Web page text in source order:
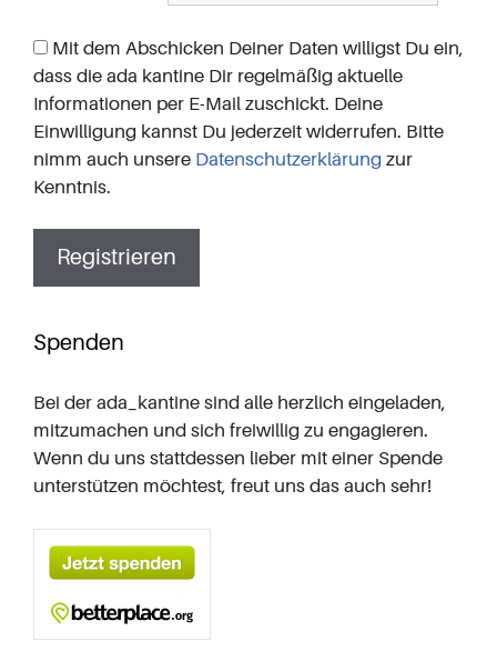
Mit dem Abschicken Deiner Daten willigst Du ein,
dass die ada kantine Dir regelmäßig aktuelle
Informationen per E-Mail zuschickt. Deine
Einwilligung kannst Du jederzeit widerrufen. Bitte
nimm auch unsere Datenschutzerklärung zur
Kenntnis.
Spenden
Bei der ada_kantine sind alle herzlich eingeladen,
mitzumachen und sich freiwillig zu engagieren.
Wenn du uns stattdessen lieber mit einer Spende
unterstützen möchtest, freut uns das auch sehr!